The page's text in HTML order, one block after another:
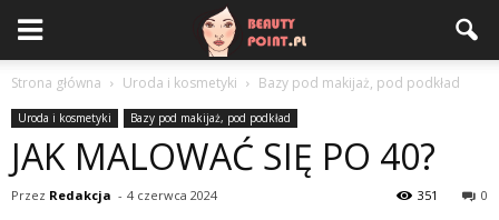
Strona główna Uroda i kosmetyki Bazy pod makijaż, pod podkład
Uroda i kosmetyki Bazy pod makijaż, pod podkład
JAK MALOWAĆ SIĘ PO 40?
Przez Redakcja - 4 czerwca 2024 0
351